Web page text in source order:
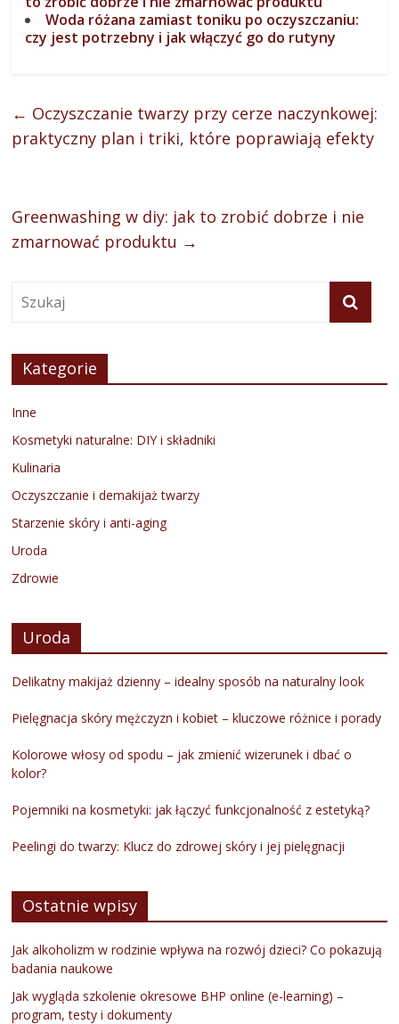
Woda różana zamiast toniku po oczyszczaniu:
czy jest potrzebny i jak włączyć go do rutyny
← Oczyszczanie twarzy przy cerze naczynkowej:
praktyczny plan i triki, które poprawiają efekty
Greenwashing w diy: jak to zrobić dobrze i nie
zmarnować produktu →
Kategorie
Inne
Kosmetyki naturalne: DIY i składniki
Kulinaria
Oczyszczanie i demakijaż twarzy
Starzenie skóry i anti-aging
Uroda
Zdrowie
Uroda
Delikatny makijaż dzienny – idealny sposób na naturalny look
Pielęgnacja skóry mężczyzn i kobiet – kluczowe różnice i porady
Kolorowe włosy od spodu – jak zmienić wizerunek i dbać o
kolor?
Pojemniki na kosmetyki: jak łączyć funkcjonalność z estetyką?
Peelingi do twarzy: Klucz do zdrowej skóry i jej pielęgnacji
Ostatnie wpisy
Jak alkoholizm w rodzinie wpływa na rozwój dzieci? Co pokazują
badania naukowe
Jak wygląda szkolenie okresowe BHP online (e-learning) –
program, testy i dokumenty